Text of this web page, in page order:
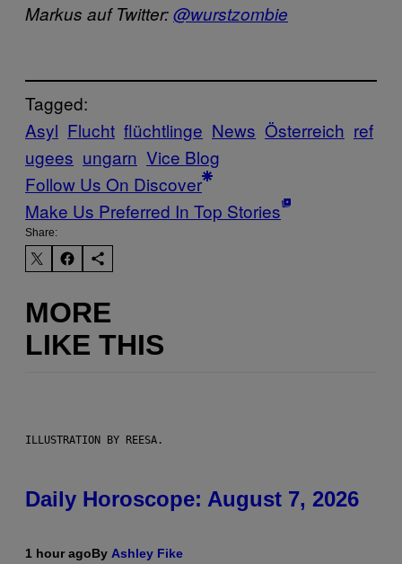
Markus auf Twitter:@wurstzombie
Tagged:
Asyl Flucht flüchtlinge News Österreich ref
ugees ungarn Vice Blog
Follow Us On Discover
Make Us Preferred In Top Stories
Share:
MORE
LIKE THIS
ILLUSTRATION BY REESA.
Daily Horoscope: August 7, 2026
1 hour agoBy Ashley Fike